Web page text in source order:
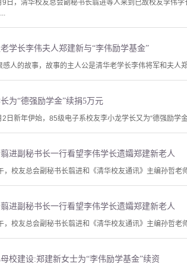
日，清华校友总会副秘书长翦进等人来到已故校友李伟
学长李伟夫人郑建新与“李伟励学基金”
感人的故事，故事的主人公是清华老学长李伟将军和夫
为“德强励学金”续捐5万元
日新年伊始，85级电子系校友李小龙学长又为“德强励学
进副秘书长一行看望李伟学长遗孀郑建新老人
，校友总会副秘书长翦进和《清华校友通讯》主编孙哲老
进副秘书长一行看望李伟学长遗孀郑建新老人
，校友总会副秘书长翦进和《清华校友通讯》主编孙哲老
校建设:郑建新女士为“李伟励学基金”续资